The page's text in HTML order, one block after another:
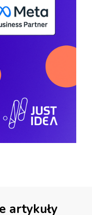
artykuły